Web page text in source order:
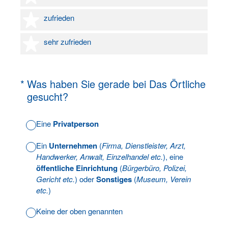
zufrieden
4 Sterne
sehr zufrieden
5 Sterne
* Was haben Sie gerade bei Das Örtliche
gesucht?
(Erforderlich.)
Eine Privatperson
Ein Unternehmen (Firma, Dienstleister, Arzt,
Handwerker, Anwalt, Einzelhandel etc.), eine
öffentliche Einrichtung (Bürgerbüro, Polizei,
Gericht etc.) oderSonstiges (Museum, Verein
etc.)
Keine der oben genannten